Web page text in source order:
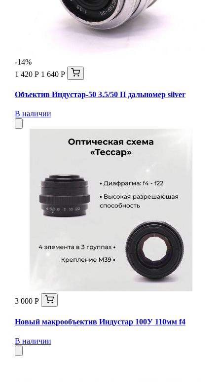
-14%
1 420 Р 1 640 Р
Объектив Индустар-50 3,5/50 П дальномер silver
В наличии
3 000 Р
Новый макрообъектив Индустар 100У 110мм f4
В наличии